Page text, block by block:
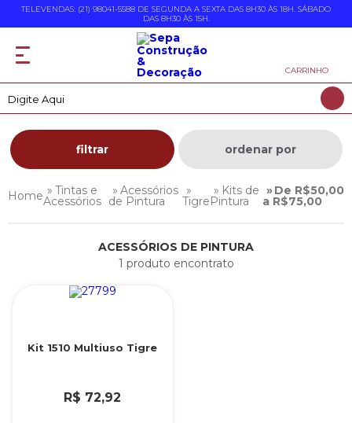
TELEVENDAS: (21) 98041-5588 DE SEGUNDA A SEXTA DAS 8H30 ÀS 18H. SÁBADO
DAS 8H30 ÀS 15H.
CARRINHO
filtrar ordenar por
Tintas e
Acessórios
Acessórios
de Pintura Tigre
Kits de
Pintura
De R$50,00
a R$75,00
ACESSÓRIOS DE PINTURA
1 produto encontrato
Kit 1510 Multiuso Tigre
R$ 72,92